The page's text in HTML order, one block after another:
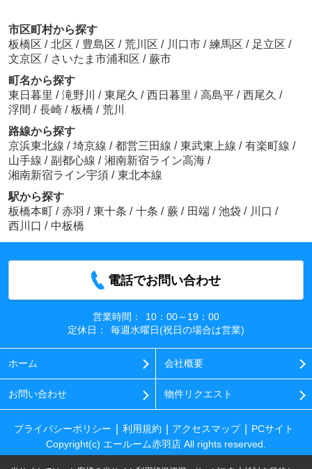
市区町村から探す
板橋区 / 北区 / 豊島区 / 荒川区 / 川口市 / 練馬区 / 足立区 /
文京区 / さいたま市浦和区 / 蕨市
町名から探す
東日暮里 / 滝野川 / 東尾久 / 西日暮里 / 高島平 / 西尾久 /
浮間 / 長崎 / 板橋 / 荒川
路線から探す
京浜東北線 / 埼京線 / 都営三田線 / 東武東上線 / 有楽町線 /
山手線 / 副都心線 / 湘南新宿ライン高海 /
湘南新宿ライン宇須 / 東北本線
駅から探す
板橋本町 / 赤羽 / 東十条 / 十条 / 蕨 / 田端 / 池袋 / 川口 /
西川口 / 中板橋
電話でお問い合わせ
営業時間：
10：00～19：00
定休日：
毎週水曜日(祝日の場合は営業)
ホーム 会社概要
お問い合わせ 物件リクエスト
プライバシーポリシー 利用規約 アクセスマップ
PCサイト
Copyright(c) エールーム赤羽店 All rights reserved.